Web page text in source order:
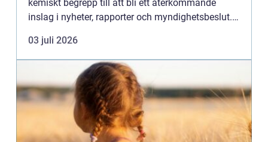
kemiskt begrepp till att bli ett återkommande
inslag i nyheter, rapporter och myndighetsbeslut.
smuts-, fett- och ...
03 juli 2026